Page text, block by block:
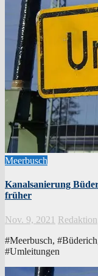
Meerbusch
Kanalsanierung
früher
Nov. 9, 2021 Redaktion
#Meerbusch,
#Umleitungen